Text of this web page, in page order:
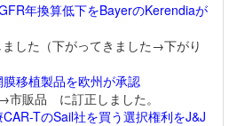
年換算低下をBayerのKerendiaが
ました（下がってきました→下がり
移植製品を欧州が承認
販品 に訂正しました。
TのSail社を買う選択権利をJ&J